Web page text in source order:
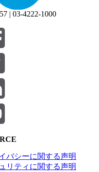
件 (0)
を選択
響
| 03-4222-1000
バシーに関する声明
リティに関する声明